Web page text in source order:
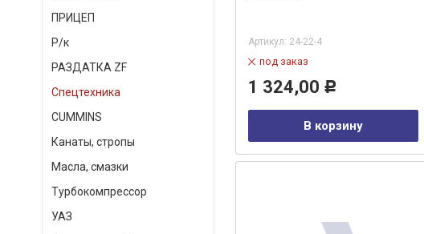
ПРИЦЕП
Р/к
РАЗДАТКА ZF
Спецтехника
СUMMINS
Канаты, стропы
Масла, смазки
Турбокомпрессор
УАЗ
Артикул: 24-22-4
под заказ
1 324,00 Р
В корзину